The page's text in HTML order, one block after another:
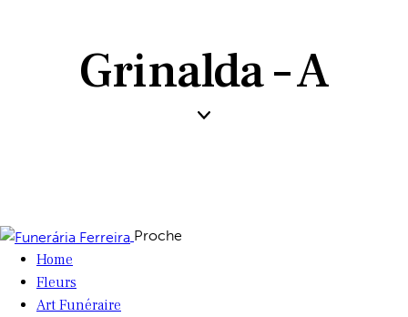
Grinalda – A
Proche
Home
Fleurs
Art Funéraire